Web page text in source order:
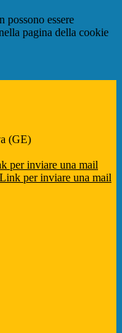
possono essere
pagina della cookie
(GE)
per inviare una mail
Link per inviare una mail